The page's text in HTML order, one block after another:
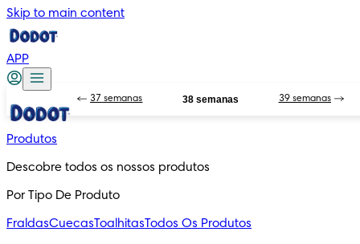
Skip to main content
APP
Produtos
Descobre todos os nossos produtos
Por Tipo De Produto
FraldasCuecasToalhitasTodos Os Produtos
37 semanas 38 semanas 39 semanas